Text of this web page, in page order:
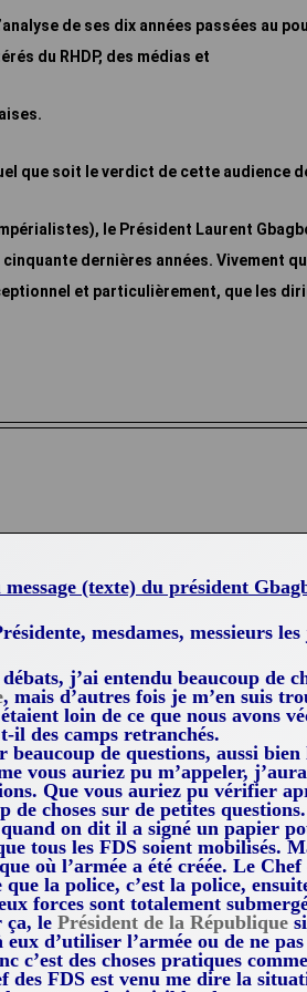
de ses dix années passées au
du RHDP, des médias et
que soit le verdict de cette audience
le Président Laurent
dernières années. Vivement
et particulièrement, que les
(texte) du président
mesdames, messieurs les
j’ai entendu beaucoup de
, mais d’autres fois je m’en suis
loin de ce que nous avons
il des camps retranchés.
beaucoup de questions, aussi
vous auriez pu m’appeler,
Que vous auriez pu vérifier
de choses sur de petites questions.
on dit il a signé un papier
tous les FDS soient mobilisés.
où l’armée a été créée. Le
que la police, c’est la police,
forces sont totalement
ça, le Président de la République
eux d’utiliser l’armée ou de ne
c’est des choses pratiques
des FDS est venu me dire la